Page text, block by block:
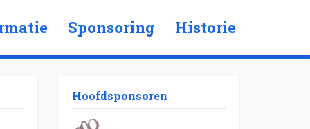
Sponsoring Historie
Hoofdsponsoren